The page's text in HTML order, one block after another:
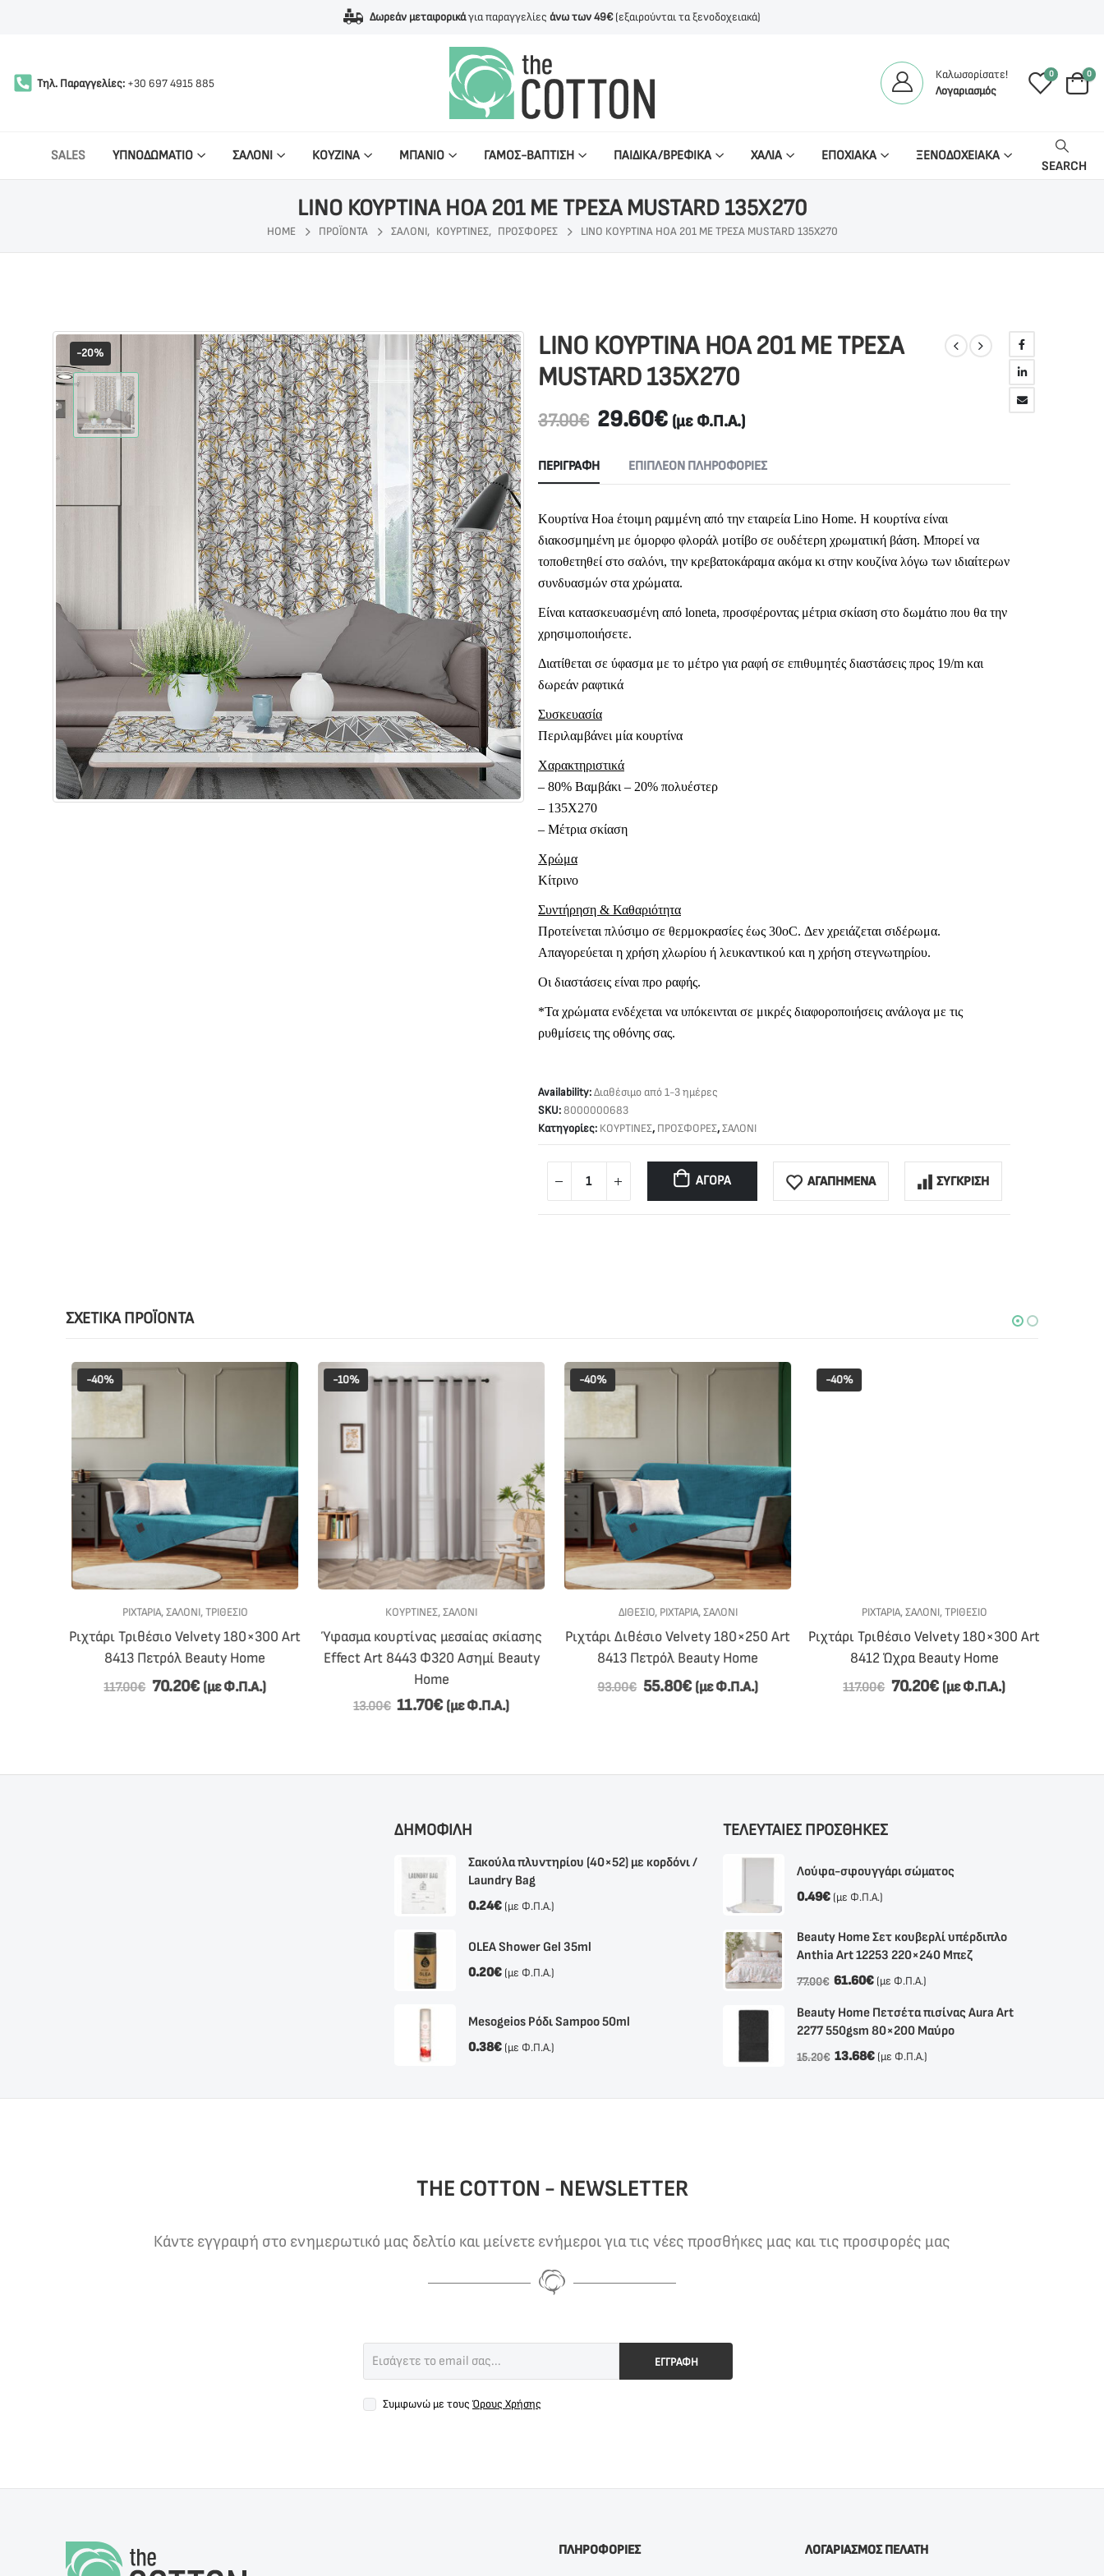
Δωρεάν μεταφορικάγια παραγγελίες άνω των 49€(εξαιρούνται τα ξενοδοχειακά)
Τηλ. Παραγγελίες: +30 697 4915 885
Καλωσορίσατε!
Λογαριασμός
0 0
SALES ΥΠΝΟΔΩΜΑΤΙΟ ΣΑΛΟΝΙ ΚΟΥΖΙΝΑ ΜΠΑΝΙΟ ΓΑΜΟΣ-ΒΑΠΤΙΣΗ ΠΑΙΔΙΚΑ/ΒΡΕΦΙΚΑ ΧΑΛΙΑ ΕΠΟΧΙΑΚΑ ΞΕΝΟΔΟΧΕΙΑΚΑ
SEARCH
LINO ΚΟΥΡΤΙΝΑ HOA 201 ΜΕ ΤΡΕΣΑ MUSTARD 135X270
HOME ΠΡΟΪΌΝΤΑ ΣΑΛΟΝΙ, ΚΟΥΡΤΙΝΕΣ, ΠΡΟΣΦΟΡΕΣ LINO ΚΟΥΡΤΙΝΑ HOA 201 ΜΕ ΤΡΕΣΑ MUSTARD 135X270
-20%
LINO ΚΟΥΡΤΙΝΑ HOA 201 ΜΕ ΤΡΕΣΑ
MUSTARD 135X270
37.00€ 29.60€ (με Φ.Π.Α.)
ΠΕΡΙΓΡΑΦΉ ΕΠΙΠΛΈΟΝ ΠΛΗΡΟΦΟΡΊΕΣ
Κουρτίνα Hoa έτοιμη ραμμένη από την εταιρεία Lino Home. Η κουρτίνα είναι
διακοσμημένη με όμορφο φλοράλ μοτίβο σε ουδέτερη χρωματική βάση. Μπορεί να
τοποθετηθεί στο σαλόνι, την κρεβατοκάραμα ακόμα κι στην κουζίνα λόγω των ιδιαίτερων
συνδυασμών στα χρώματα.
Είναι κατασκευασμένη από loneta, προσφέροντας μέτρια σκίαση στο δωμάτιο που θα την
χρησιμοποιήσετε.
Διατίθεται σε ύφασμα με το μέτρο για ραφή σε επιθυμητές διαστάσεις προς 19/m και
δωρεάν ραφτικά
Συσκευασία
Περιλαμβάνει μία κουρτίνα
Χαρακτηριστικά
– 80% Βαμβάκι – 20% πολυέστερ
– 135Χ270
– Μέτρια σκίαση
Χρώμα
Κίτρινο
Συντήρηση & Καθαριότητα
Προτείνεται πλύσιμο σε θερμοκρασίες έως 30οC. Δεν χρειάζεται σιδέρωμα.
Απαγορεύεται η χρήση χλωρίου ή λευκαντικού και η χρήση στεγνωτηρίου.
Οι διαστάσεις είναι προ ραφής.
*Τα χρώματα ενδέχεται να υπόκεινται σε μικρές διαφοροποιήσεις ανάλογα με τις
ρυθμίσεις της οθόνης σας.
Availability:Διαθέσιμο από 1-3 ημέρες
SKU:8000000683
Κατηγορίες: ΚΟΥΡΤΙΝΕΣ, ΠΡΟΣΦΟΡΕΣ,ΣΑΛΟΝΙ
ΑΓΟΡΆ ΑΓΑΠΗΜΕΝΑ ΣΥΓΚΡΙΣΗ
ΣΧΕΤΙΚΆ ΠΡΟΪΌΝΤΑ
-40%
ΡΙΧΤΆΡΙΑ,ΣΑΛΟΝΙ,ΤΡΙΘΈΣΙΟ
Ριχτάρι Τριθέσιο Velvety 180×300 Art
8413 Πετρόλ Beauty Home
117.00€ 70.20€ (με Φ.Π.Α.)
-10%
ΚΟΥΡΤΙΝΕΣ,ΣΑΛΟΝΙ
Ύφασμα κουρτίνας μεσαίας σκίασης
Effect Art 8443 Φ320 Ασημί Beauty
Home
13.00€ 11.70€ (με Φ.Π.Α.)
-40%
ΔΙΘΈΣΙΟ,ΡΙΧΤΆΡΙΑ,ΣΑΛΟΝΙ
Ριχτάρι Διθέσιο Velvety 180×250 Art
8413 Πετρόλ Beauty Home
93.00€ 55.80€ (με Φ.Π.Α.)
-40%
ΡΙΧΤΆΡΙΑ,ΣΑΛΟΝΙ,ΤΡΙΘΈΣΙΟ
Ριχτάρι Τριθέσιο Velvety 180×300 Art
8412 Ώχρα Beauty Home
117.00€ 70.20€ (με Φ.Π.Α.)
ΔΗΜΟΦΙΛΗ
Σακούλα πλυντηρίου (40×52) με κορδόνι /
Laundry Bag
0.24€ (με Φ.Π.Α.)
OLEA Shower Gel 35ml
0.20€ (με Φ.Π.Α.)
Mesogeios Ρόδι Sampoo 50ml
0.38€ (με Φ.Π.Α.)
ΤΕΛΕΥΤΑΙΕΣ ΠΡΟΣΘΗΚΕΣ
Λούφα-σφουγγάρι σώματος
0.49€ (με Φ.Π.Α.)
Beauty Home Σετ κουβερλί υπέρδιπλο
Anthia Αrt 12253 220×240 Μπεζ
77.00€ 61.60€ (με Φ.Π.Α.)
Beauty Home Πετσέτα πισίνας Aura Art
2277 550gsm 80×200 Μαύρο
15.20€ 13.68€ (με Φ.Π.Α.)
THE COTTON - NEWSLETTER
Κάντε εγγραφή στο ενημερωτικό μας δελτίο και μείνετε ενήμεροι για τις νέες προσθήκες μας και τις προσφορές μας
ΕΓΓΡΑΦΗ
Συμφωνώ με τους Όρους Χρήσης
ΠΛΗΡΟΦΟΡΙΕΣ ΛΟΓΑΡΙΑΣΜΟΣ ΠΕΛΑΤΗ